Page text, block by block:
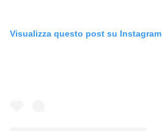
Visualizza questo post su Instagram